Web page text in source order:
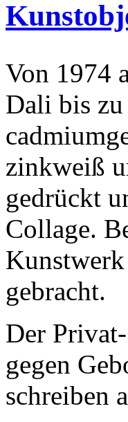
Von 1974
Dali bis zu
zinkweiß
gedrückt
Collage.
gebracht.
Der
gegen
schreiben